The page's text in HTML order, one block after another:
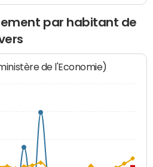
par habitant de
de l'Economie)